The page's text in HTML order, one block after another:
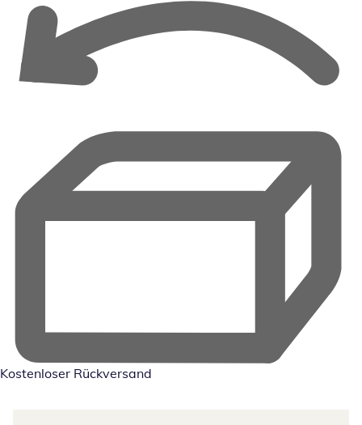
Kostenloser Rückversand